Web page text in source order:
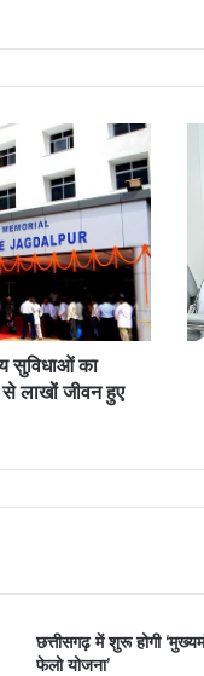
सुविधाओं का
लाखों जीवन हुए
छत्तीसगढ़ में शुरू होगी
फेलो योजना’